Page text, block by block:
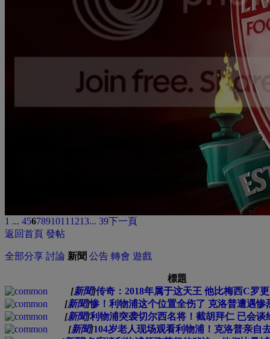
1 ... 4567891011 1213... 39下一頁
返回首頁 發帖
全部分享 討論 新聞 公告 轉會 遊戲
標題
[新聞]传奇：2018年属于这天王 他比梅西C罗
[新聞]惨！利物浦这个位置全伤了 克洛普遭遇惨
[新聞]利物浦突袭切尔西名将！截胡拜仁 已会谈
[新聞]104岁老人现场观看利物浦！克洛普亲自